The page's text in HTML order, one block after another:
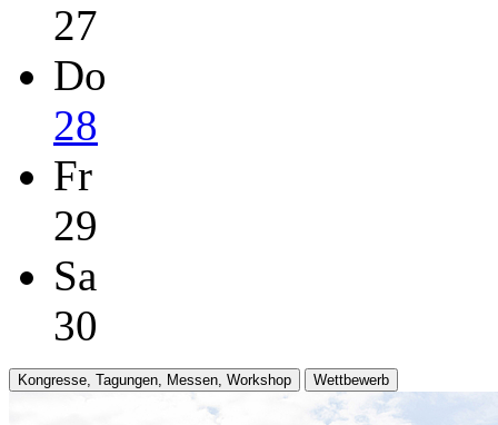
27
Do
28
Fr
29
Sa
30
Kongresse, Tagungen, Messen, Workshop Wettbewerb